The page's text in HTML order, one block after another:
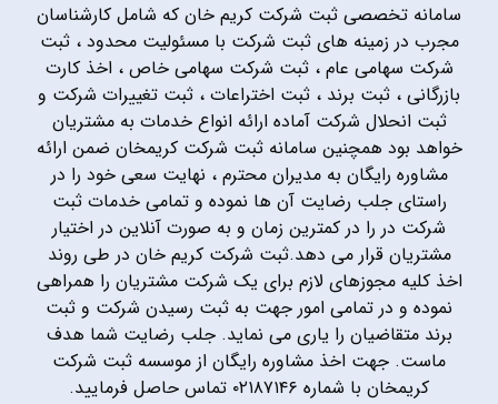
سامانه تخصصی ثبت شرکت کریم خان که شامل کارشناسان
مجرب در زمینه های ثبت شرکت با مسئولیت محدود ، ثبت
شرکت سهامی عام ، ثبت شرکت سهامی خاص ، اخذ کارت
بازرگانی ، ثبت برند ، ثبت اختراعات ، ثبت تغییرات شرکت و
ثبت انحلال شرکت آماده ارائه انواع خدمات به مشتریان
خواهد بود همچنین سامانه ثبت شرکت کریمخان ضمن ارائه
مشاوره رایگان به مدیران محترم ، نهایت سعی خود را در
راستای جلب رضایت آن ها نموده و تمامی خدمات ثبت
شرکت در را در کمترین زمان و به صورت آنلاین در اختیار
مشتریان قرار می دهد.ثبت شرکت کریم خان در طی روند
اخذ کلیه مجوزهای لازم برای یک شرکت مشتریان را همراهی
نموده و در تمامی امور جهت به ثبت رسیدن شرکت و ثبت
برند متقاضیان را یاری می نماید. جلب رضایت شما هدف
ماست. جهت اخذ مشاوره رایگان از موسسه ثبت شرکت
کریمخان با شماره ۰۲۱۸۷۱۴۶ تماس حاصل فرمایید.